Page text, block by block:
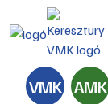
VMK AMK